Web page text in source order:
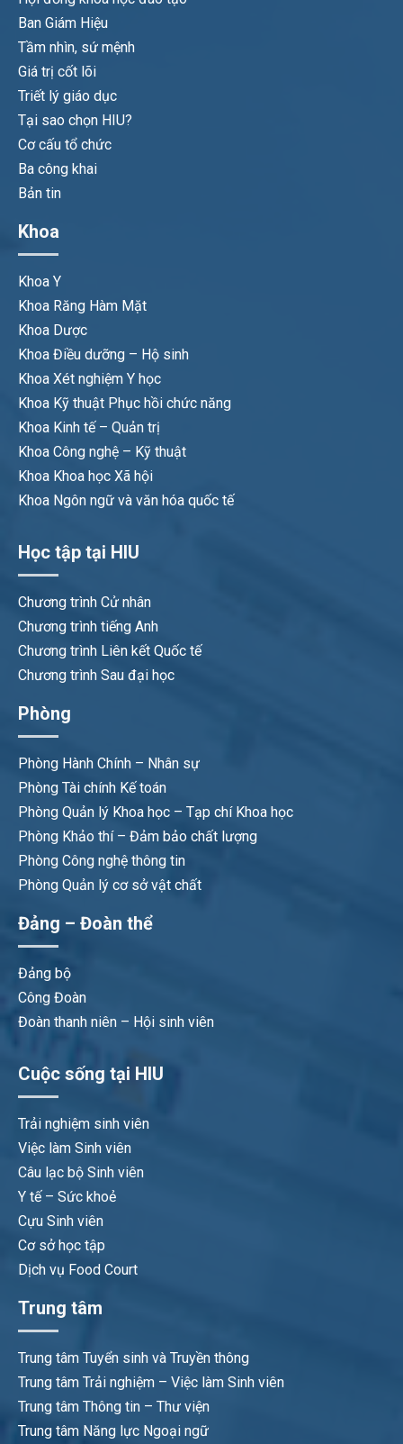
Ban Giám Hiệu
Tầm nhìn, sứ mệnh
Giá trị cốt lõi
Triết lý giáo dục
Tại sao chọn HIU?
Cơ cấu tổ chức
Ba công khai
Bản tin
Khoa
Khoa Y
Khoa Răng Hàm Mặt
Khoa Dược
Khoa Điều dưỡng – Hộ sinh
Khoa Xét nghiệm Y học
Khoa Kỹ thuật Phục hồi chức năng
Khoa Kinh tế – Quản trị
Khoa Công nghệ – Kỹ thuật
Khoa Khoa học Xã hội
Khoa Ngôn ngữ và văn hóa quốc tế
Học tập tại HIU
Chương trình Cử nhân
Chương trình tiếng Anh
Chương trình Liên kết Quốc tế
Chương trình Sau đại học
Phòng
Phòng Hành Chính – Nhân sự
Phòng Tài chính Kế toán
Phòng Quản lý Khoa học – Tạp chí Khoa học
Phòng Khảo thí – Đảm bảo chất lượng
Phòng Công nghệ thông tin
Phòng Quản lý cơ sở vật chất
Đảng – Đoàn thể
Đảng bộ
Công Đoàn
Đoàn thanh niên – Hội sinh viên
Cuộc sống tại HIU
Trải nghiệm sinh viên
Việc làm Sinh viên
Câu lạc bộ Sinh viên
Y tế – Sức khoẻ
Cựu Sinh viên
Cơ sở học tập
Dịch vụ Food Court
Trung tâm
Trung tâm Tuyển sinh và Truyền thông
Trung tâm Trải nghiệm – Việc làm Sinh viên
Trung tâm Thông tin – Thư viện
Trung tâm Năng lực Ngoại ngữ